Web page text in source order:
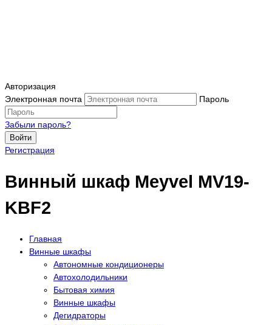
Авторизация
Электронная почта
Пароль
Забыли пароль?
Войти
Регистрация
Винный шкаф Meyvel MV19-
KBF2
Главная
Винные шкафы
Автономные кондиционеры
Автохолодильники
Бытовая химия
Винные шкафы
Дегидраторы